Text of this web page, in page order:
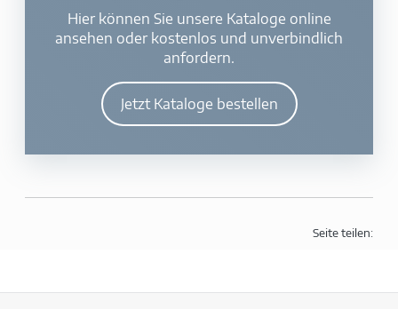
Hier können Sie unsere Kataloge online
ansehen oder kostenlos und unverbindlich
anfordern.
Jetzt Kataloge bestellen
Seite teilen: